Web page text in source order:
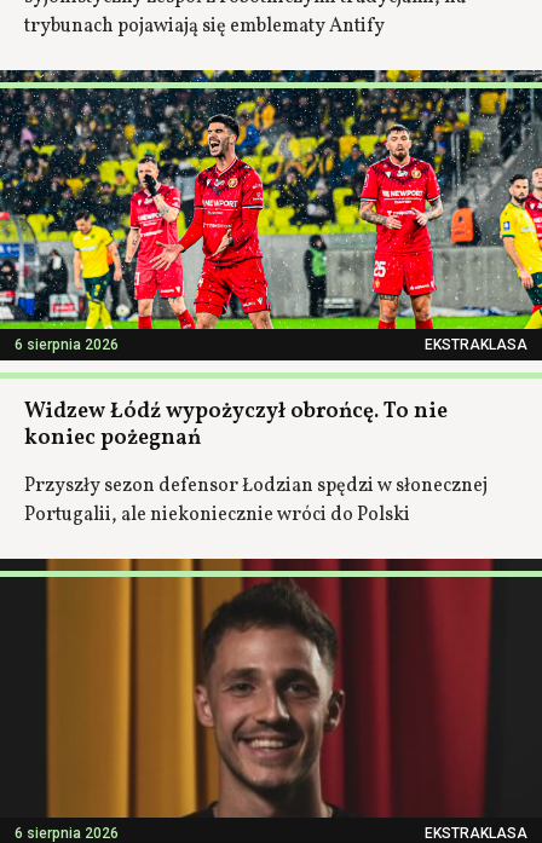
trybunach pojawiają się emblematy Antify
6 sierpnia 2026 EKSTRAKLASA
Widzew Łódź wypożyczył obrońcę. To nie
koniec pożegnań
Przyszły sezon defensor Łodzian spędzi w słonecznej
Portugalii, ale niekoniecznie wróci do Polski
6 sierpnia 2026 EKSTRAKLASA